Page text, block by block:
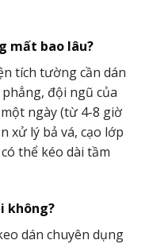
mất bao lâu?
tích tường cần dán
đội ngũ của
ngày (từ 4-8 giờ
xử lý bả vá, cạo lớp
thể kéo dài tầm
không?
dán chuyên dụng